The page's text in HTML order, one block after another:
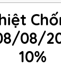
08/
10%